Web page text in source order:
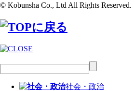
© Kobunsha Co., Ltd All Rights Reserved.
社会・政治